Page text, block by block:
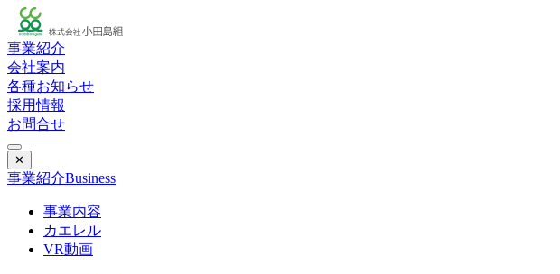
事業紹介
会社案内
各種お知らせ
採用情報
お問合せ
✕
事業紹介Business
事業内容
カエレル
VR動画